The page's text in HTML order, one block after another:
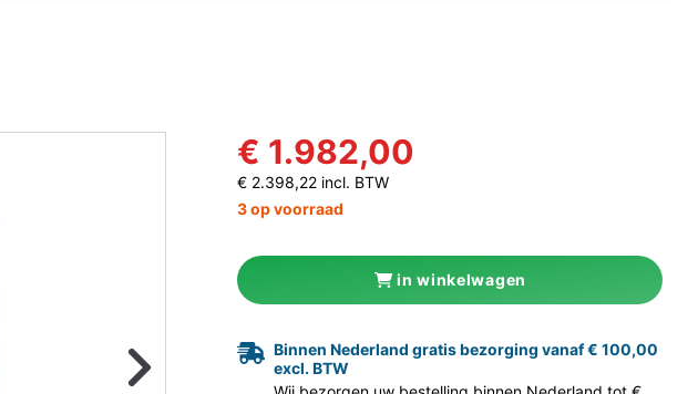
€ 1.982,00
€ 2.398,22 incl. BTW
3 op voorraad
in winkelwagen
Binnen Nederland gratis bezorging vanaf € 100,00
excl. BTW